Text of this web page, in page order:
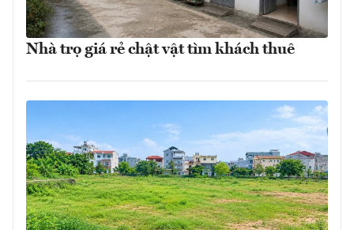
Nhà trọ giá rẻ chật vật tìm khách thuê